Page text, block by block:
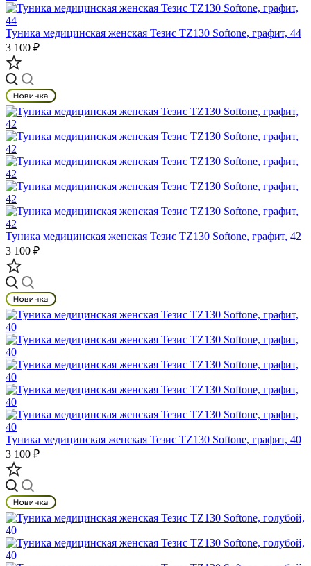
Туника медицинская женская Тезис TZ130 Softone, графит, 44
3 100 ₽
Туника медицинская женская Тезис TZ130 Softone, графит, 42
3 100 ₽
Туника медицинская женская Тезис TZ130 Softone, графит, 40
3 100 ₽